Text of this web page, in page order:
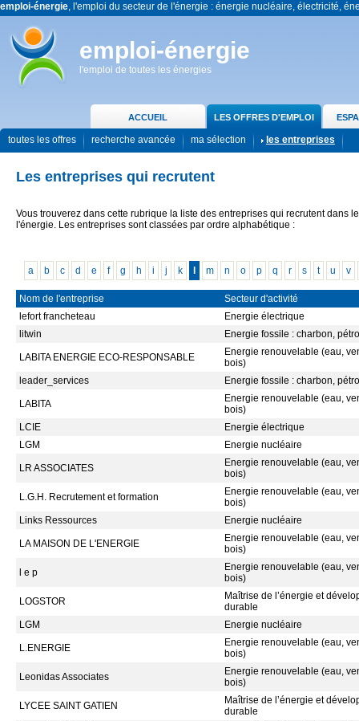
emploi-énergie, l'emploi du secteur de l'énergie : énergie nucléaire, électricité,
emploi-énergie
l'emploi de toutes les énergies
ACCUEIL LES OFFRES D'EMPLOI
toutes les offres recherche avancée ma sélection les entreprises
Les entreprises qui recrutent
Vous trouverez dans cette rubrique la liste des entreprises qui recrutent dans
l'énergie. Les entreprises sont classées par ordre alphabétique :
a b c d e f g h i j k m n o p q r s t u v
Nom de l'entreprise
Secteur d'activité
lefort francheteau
Energie électrique
litwin
Energie fossile : charbon,
LABITA ENERGIE ECO-RESPONSABLE
Energie renouvelable (eau,
bois)
leader_services
Energie fossile : charbon,
LABITA
Energie renouvelable (eau,
bois)
LCIE
Energie électrique
LGM
Energie nucléaire
LR ASSOCIATES
Energie renouvelable (eau,
bois)
L.G.H. Recrutement et formation
Energie renouvelable (eau,
bois)
Links Ressources
Energie nucléaire
LA MAISON DE L'ENERGIE
Energie renouvelable (eau,
bois)
l e p
Energie renouvelable (eau,
bois)
LOGSTOR
Maîtrise de l’énergie et
durable
LGM
Energie nucléaire
L.ENERGIE
Energie renouvelable (eau,
bois)
Leonidas Associates
Energie renouvelable (eau,
bois)
LYCEE SAINT GATIEN
Maîtrise de l’énergie et
durable